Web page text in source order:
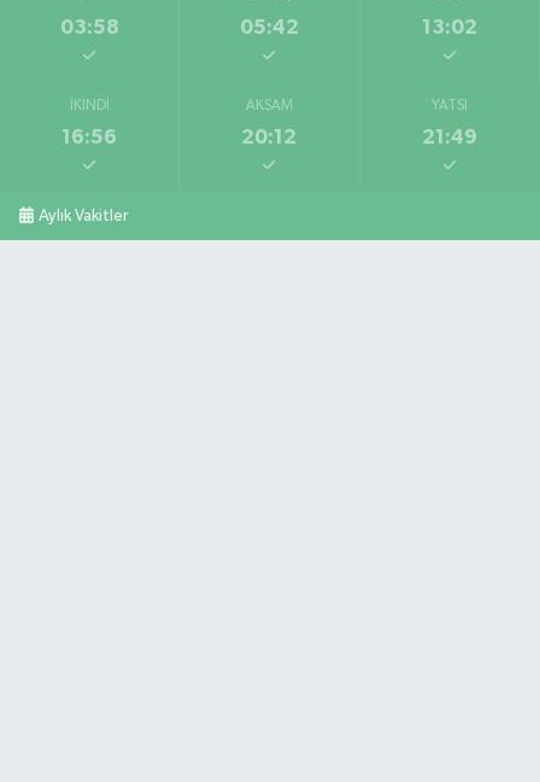
03:58 05:42 13:02
İKINDI
16:56
AKŞAM
20:12
YATSI
21:49
Aylık Vakitler